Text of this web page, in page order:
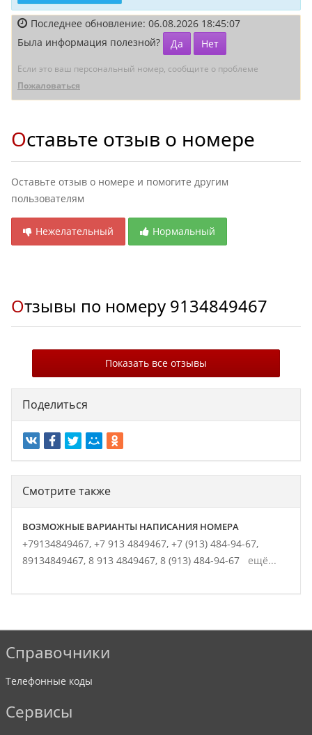
Последнее обновление: 06.08.2026 18:45:07
Была информация полезной?
Да Нет
Если это ваш персональный номер, сообщите о проблеме
Пожаловаться
Оставьте отзыв о номере
Оставьте отзыв о номере и помогите другим
пользователям
Нежелательный Нормальный
Отзывы по номеру 9134849467
Показать все отзывы
Поделиться
Смотрите также
ВОЗМОЖНЫЕ ВАРИАНТЫ НАПИСАНИЯ НОМЕРА
+79134849467, +7 913 4849467, +7 (913) 484-94-67,
89134849467, 8 913 4849467, 8 (913) 484-94-67 ещё...
Справочники
Телефонные коды
Сервисы